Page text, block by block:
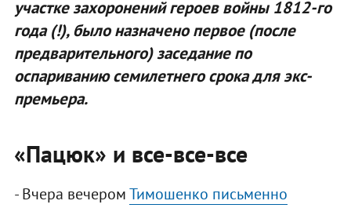
участке захоронений героев войны 1812-го
года (!), было назначено первое (после
предварительного) заседание по
оспариванию семилетнего срока для экс-
премьера.
«Пацюк» и все-все-все
- Вчера вечеромТимошенко письменно